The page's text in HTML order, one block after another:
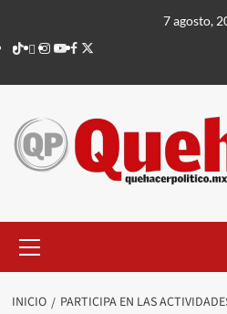
contenido
7 agosto,
TikTok
threads
Instagram
Youtube
Facebook
X
principal
INICIO
PARTICIPA EN LAS